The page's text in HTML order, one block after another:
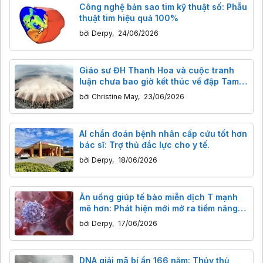
Công nghệ bản sao tim kỹ thuật số: Phẫu
thuật tim hiệu quả 100%
bởi Derpy, 24/06/2026
Giáo sư ĐH Thanh Hoa và cuộc tranh
luận chưa bao giờ kết thúc về đập Tam
Hiệp
bởi Christine May, 23/06/2026
AI chẩn đoán bệnh nhân cấp cứu tốt hơn
bác sĩ: Trợ thủ đắc lực cho y tế.
bởi Derpy, 18/06/2026
Ăn uống giúp tế bào miễn dịch T mạnh
mẽ hơn: Phát hiện mới mở ra tiềm năng
cho vắc xin và điều trị ung thư
bởi Derpy, 17/06/2026
DNA giải mã bí ẩn 166 năm: Thủy thủ